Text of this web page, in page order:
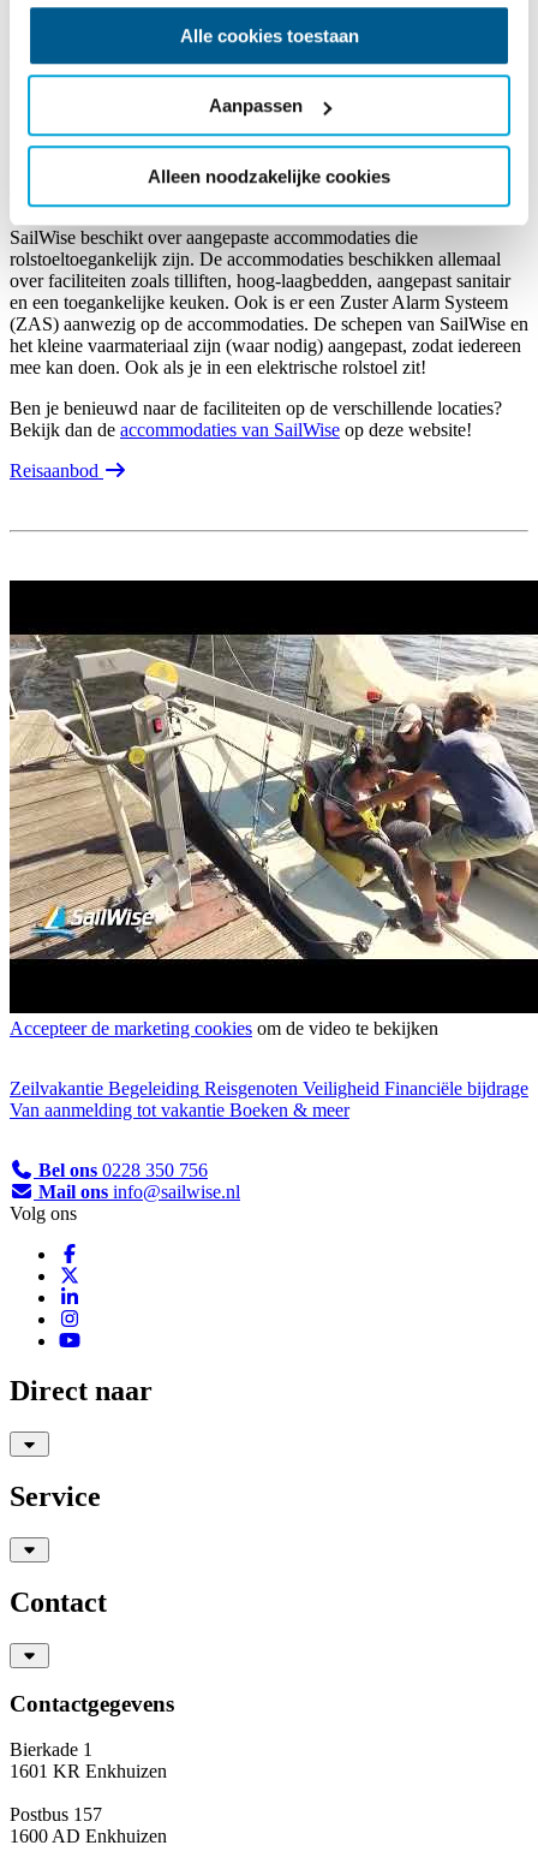
Alle cookies toestaan
Aanpassen
Alleen noodzakelijke cookies
Reizen met een beperking kan best een uitdaging zijn. Thuis heb je
immers vaak alle hulpmiddelen bij de hand. Bij SailWise weten we
onbeperkt te kunnen genieten van je vakantie.
Aangepaste groepsaccommodaties
SailWise beschikt over aangepaste accommodaties die
rolstoeltoegankelijk zijn. De accommodaties beschikken allemaal
over faciliteiten zoals tilliften, hoog-laagbedden, aangepast sanitair
en een toegankelijke keuken. Ook is er een Zuster Alarm Systeem
(ZAS) aanwezig op de accommodaties. De schepen van SailWise en
het kleine vaarmateriaal zijn (waar nodig) aangepast, zodat iedereen
mee kan doen. Ook als je in een elektrische rolstoel zit!
Ben je benieuwd naar de faciliteiten op de verschillende locaties?
Bekijk dan de accommodaties van SailWise op deze website!
Reisaanbod
Accepteer de marketing cookies om de video te bekijken
Zeilvakantie Begeleiding Reisgenoten Veiligheid Financiële bijdrage
Van aanmelding tot vakantie Boeken & meer
Bel ons 0228 350 756
Mail ons info@sailwise.nl
Volg ons
Direct naar
Service
Contact
Contactgegevens
Bierkade 1
1601 KR Enkhuizen
Postbus 157
1600 AD Enkhuizen